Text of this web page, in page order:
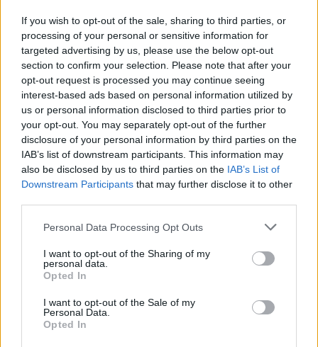
If you wish to opt-out of the sale, sharing to third parties, or
processing of your personal or sensitive information for
targeted advertising by us, please use the below opt-out
section to confirm your selection. Please note that after your
opt-out request is processed you may continue seeing
interest-based ads based on personal information utilized by
us or personal information disclosed to third parties prior to
your opt-out. You may separately opt-out of the further
disclosure of your personal information by third parties on the
IAB’s list of downstream participants. This information may
also be disclosed by us to third parties on the IAB’s List of
Downstream Participants that may further disclose it to other
Personal Data Processing Opt Outs
I want to opt-out of the Sharing of my
personal data.
Opted In
I want to opt-out of the Sale of my
Personal Data.
Opted In
Tetszett a cikk? Kövess minket a Facebookon is, és nem fogsz
lemaradni a fontos hírekről!